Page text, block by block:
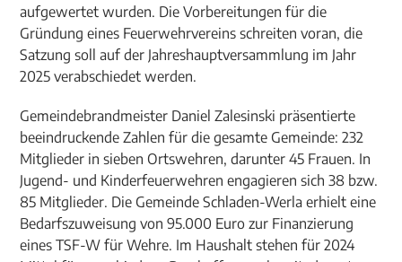
aufgewertet wurden. Die Vorbereitungen für die
Gründung eines Feuerwehrvereins schreiten voran, die
Satzung soll auf der Jahreshauptversammlung im Jahr
2025 verabschiedet werden.
Gemeindebrandmeister Daniel Zalesinski präsentierte
beeindruckende Zahlen für die gesamte Gemeinde: 232
Mitglieder in sieben Ortswehren, darunter 45 Frauen. In
Jugend- und Kinderfeuerwehren engagieren sich 38 bzw.
85 Mitglieder. Die Gemeinde Schladen-Werla erhielt eine
Bedarfszuweisung von 95.000 Euro zur Finanzierung
eines TSF-W für Wehre. Im Haushalt stehen für 2024